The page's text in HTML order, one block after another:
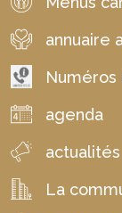
annuaire
Numéros
agenda
actualités
La